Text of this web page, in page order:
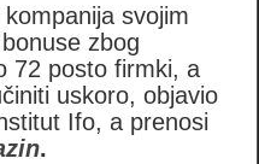
svojim
zbog
72 posto firmki, a
uskoro, objavio
Ifo, a prenosi
.